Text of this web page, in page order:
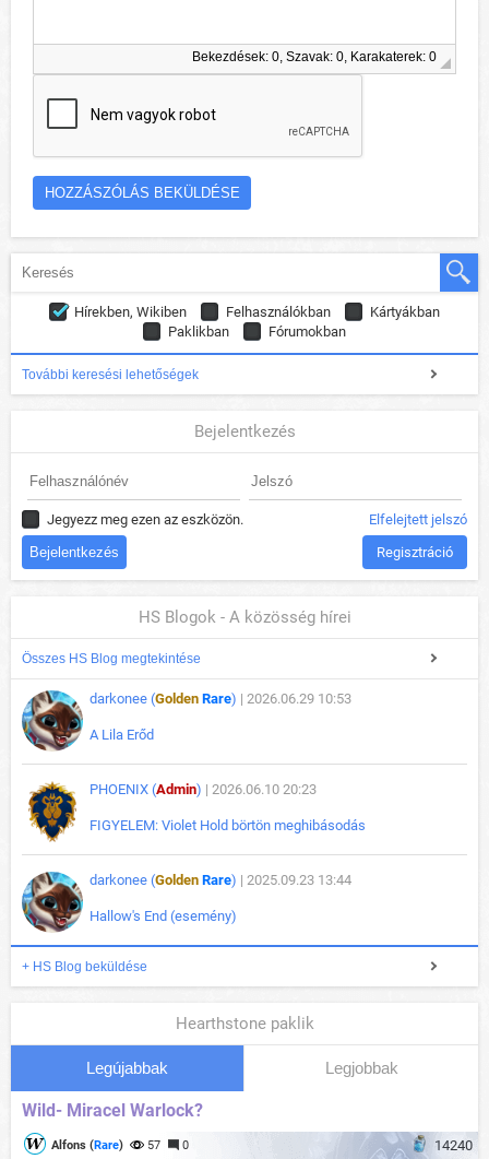
Bekezdések: 0, Szavak: 0, Karakaterek: 0
Hírekben, Wikiben Felhasználókban
Kártyákban
Paklikban
Fórumokban
További keresési lehetőségek
Bejelentkezés
Jegyezz meg ezen az eszközön. Elfelejtett jelszó
Regisztráció
HS Blogok - A közösség hírei
Összes HS Blog megtekintése
darkonee (Golden Rare) | 2026.06.29 10:53
A Lila Erőd
PHOENIX (Admin) | 2026.06.10 20:23
FIGYELEM: Violet Hold börtön meghibásodás
darkonee (Golden Rare) | 2025.09.23 13:44
Hallow's End (esemény)
+ HS Blog beküldése
Hearthstone paklik
Legújabbak Legjobbak
Wild- Miracel Warlock?
14240
Alfons (Rare) 57 0